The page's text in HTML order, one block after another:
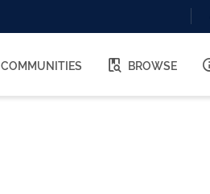
COMMUNITIES BROWSE